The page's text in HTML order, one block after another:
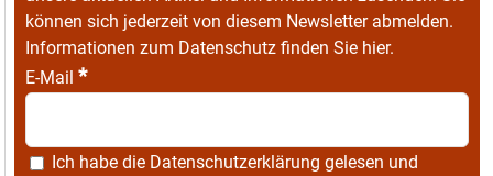
können sich jederzeit von diesem Newsletter abmelden.
Informationen zum Datenschutz finden Sie hier.
E-Mail *
Ich habe die Datenschutzerklärung gelesen und